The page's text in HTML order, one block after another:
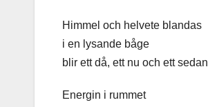
Himmel och helvete blandas
i en lysande båge
blir ett då, ett nu och ett sedan
Energin i rummet